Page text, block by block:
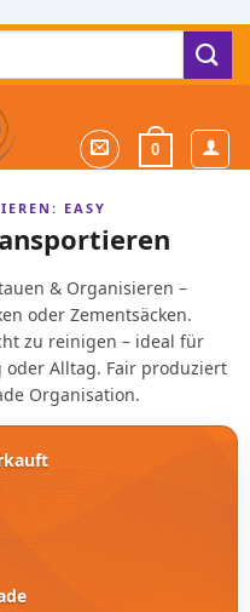
0
EASY
& Organisieren –
oder Zementsäcken.
zu reinigen – ideal für
oder Alltag. Fair produziert
Organisation.